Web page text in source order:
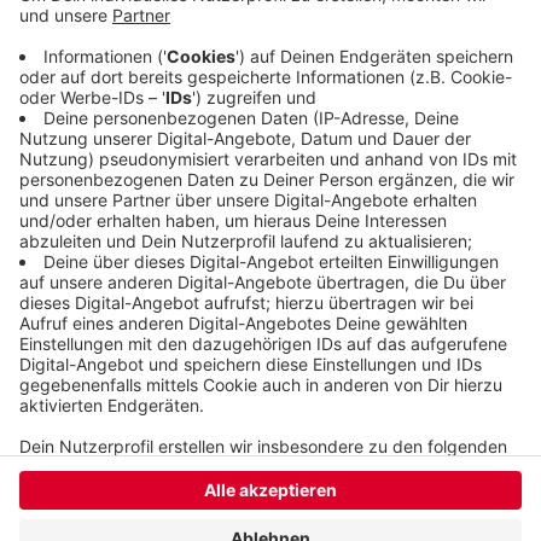
Bäckereien - sei die Zahl der Schlechtverdiener
hoch - geschätzt über 50 Prozent. Der
Durchschnittsverdienst der Arbeitnehmer in
Wuppertal liegt bei 3.467 Euro brutto.
Veröffentlicht:Montag, 16.12.2019 12:37
Anzeige
Anzeige